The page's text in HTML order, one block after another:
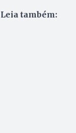
Leia também: